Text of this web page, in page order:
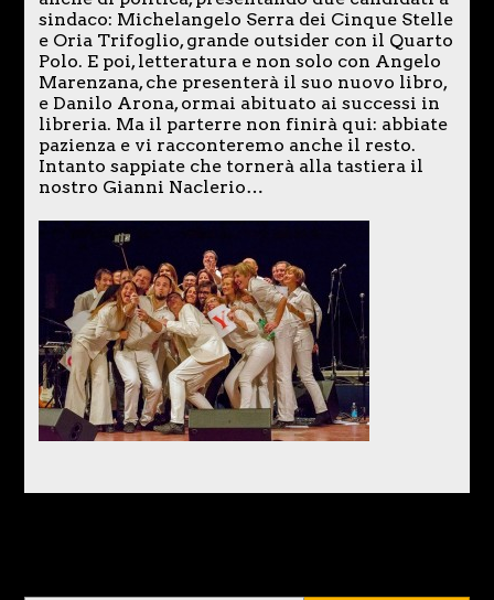
sindaco: Michelangelo Serra dei Cinque Stelle
e Oria Trifoglio, grande outsider con il Quarto
Polo. E poi, letteratura e non solo con Angelo
Marenzana, che presenterà il suo nuovo libro,
e Danilo Arona, ormai abituato ai successi in
libreria. Ma il parterre non finirà qui: abbiate
pazienza e vi racconteremo anche il resto.
Intanto sappiate che tornerà alla tastiera il
nostro Gianni Naclerio…